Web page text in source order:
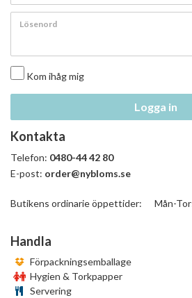
Lösenord
Kom ihåg mig
Logga in
Kontakta
Telefon: 0480-44 42 80
E-post: order@nybloms.se
Butikens ordinarie öppettider: Mån-
Handla
Förpackningsemballage
Hygien & Torkpapper
Servering